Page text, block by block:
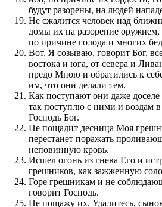
будут разорены, на людей
Не сжалится человек над
домы их на разорение
по причине голода и многих
Вот, Я созываю, говорит Бог,
востока и юга, от севера и
предо Мною и обратились к
им, что они делали тем.
Как поступают они даже
так поступлю с ними и воздам
Господь Бог.
Не пощадит десница Моя
перестанет поражать
неповинную кровь.
Исшел огонь из гнева Его и
грешников, как зажженную
Горе грешникам и не
говорит Господь.
Не пощажу их. Удалитесь,